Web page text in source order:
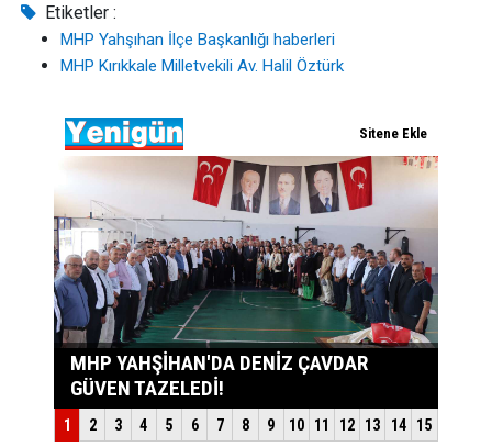
Etiketler :
MHP Yahşıhan İlçe Başkanlığı haberleri
MHP Kırıkkale Milletvekili Av. Halil Öztürk